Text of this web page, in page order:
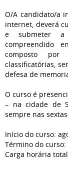
O/A candidato/a
internet, deverá
e submeter a
compreendido
composto
classificatórias,
defesa de
O curso é
– na cidade de
sempre nas
Início do curso:
Término do
Carga horária